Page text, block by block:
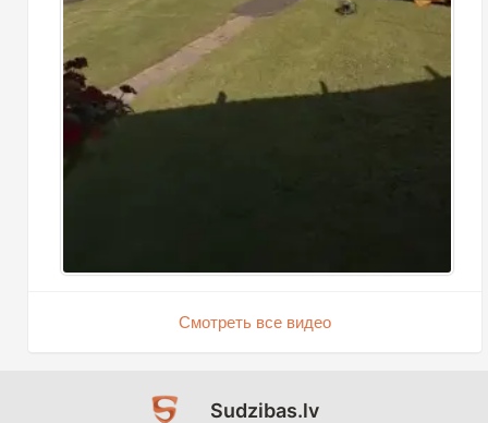
Смотреть все видео
Sudzibas.lv